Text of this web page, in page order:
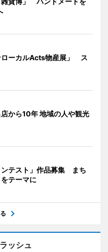
ローカルActs物産展」 ス
から10年 地域の人や観光
ンテスト」作品募集 まち
テーマに
ッシュ